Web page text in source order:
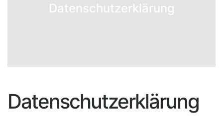
Datenschutzerklärung
Datenschutzerklärung